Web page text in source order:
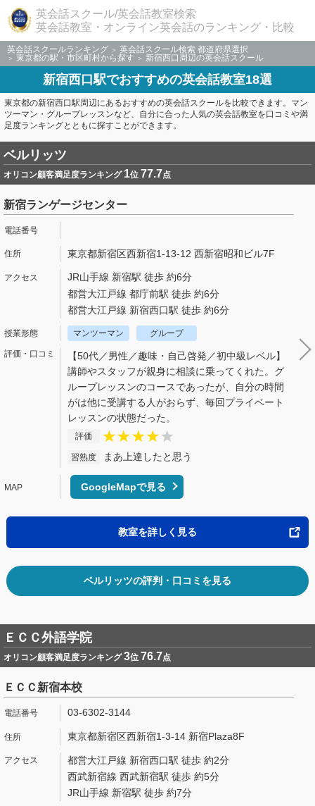
英会話スクール/英会話教室検索
英会話教室・オンライン英会話のランキング・比較
英会話スクールランキング
英会話スクール検索 都道府県選択
東京都の駅・市区町村から探す
新宿西口周辺の英会話スクール
新宿西口駅でおすすめの英会話教室18選
東京都の新宿西口駅周辺にあるおすすめの英会話スクールを比較できます。マン
ツーマン・グループレッスンなど、自分に合った人気の英会話教室を口コミや満
足度ランキングとともに探すことができます。
ベルリッツ
オリコン顧客満足度ランキング 1位 77.7点
新宿ランゲージセンター
東京都新宿区西新宿1-13-12 西新宿昭和ビル7F
JR山手線 新宿駅 徒歩 約6分
都営大江戸線 都庁前駅 徒歩 約6分
都営大江戸線 新宿西口駅 徒歩 約6分
マンツーマン グループ
【50代／男性／趣味・自己啓発／初中級レベル】
講師やスタッフが親身に相談に乗ってくれた。グ
ループレッスンのコースであったが、自分の時間
がは他に受講する人がおらず、毎回プライベート
レッスンの状態だった。
評価
習熟度 まあ上達したと思う
GoogleMapで見る
教室を詳しく見る
ベルリッツの評判・口コミを見る
ＥＣＣ外語学院
オリコン顧客満足度ランキング3位 76.7点
ＥＣＣ新宿本校
03-6302-3144
東京都新宿区西新宿1-3-14 新宿Plaza8F
都営大江戸線 新宿西口駅 徒歩 約2分
西武新宿線 西武新宿駅 徒歩 約5分
JR山手線 新宿駅 徒歩 約7分